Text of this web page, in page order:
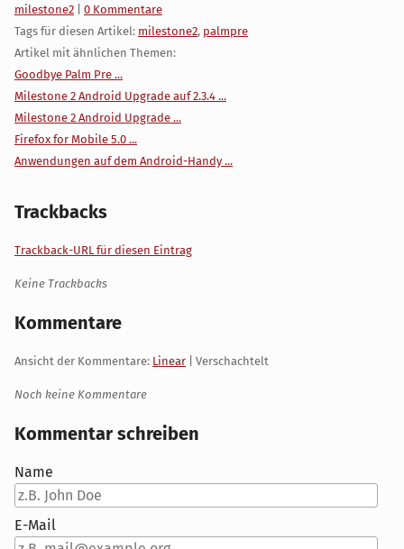
Kategorien:
milestone2
0 Kommentare
Tags für diesen Artikel: milestone2, palmpre
Artikel mit ähnlichen Themen:
Goodbye Palm Pre ...
Milestone 2 Android Upgrade auf 2.3.4 ...
Milestone 2 Android Upgrade ...
Firefox for Mobile 5.0 ...
Anwendungen auf dem Android-Handy ...
Trackbacks
Trackback-URL für diesen Eintrag
Keine Trackbacks
Kommentare
Ansicht der Kommentare: Linear | Verschachtelt
Noch keine Kommentare
Kommentar schreiben
Name
E-Mail